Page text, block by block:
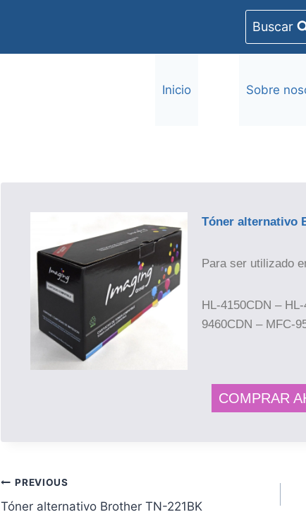
Buscar
Inicio Sobre
Tóner alternativo
Para ser utilizado
HL-4150CDN –
9460CDN – MFC-
COMPRAR
PREVIOUS
Tóner alternativo Brother TN-221BK